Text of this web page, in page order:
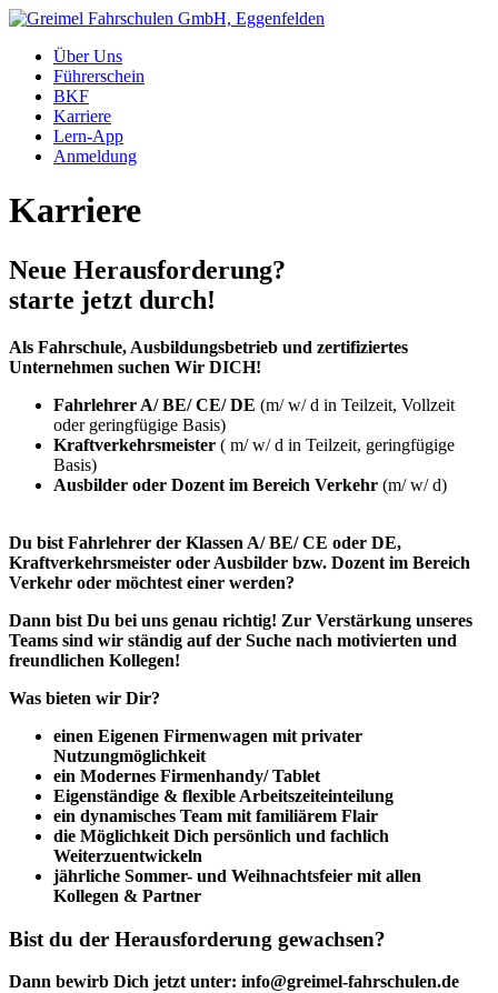
Über Uns
Führerschein
BKF
Karriere
Lern-App
Anmeldung
Karriere
Neue Herausforderung?
starte jetzt durch!
Als Fahrschule, Ausbildungsbetrieb und zertifiziertes
Unternehmen suchen Wir DICH!
Fahrlehrer A/ BE/ CE/ DE (m/ w/ d in Teilzeit, Vollzeit
oder geringfügige Basis)
Kraftverkehrsmeister ( m/ w/ d in Teilzeit, geringfügige
Basis)
Ausbilder oder Dozent im Bereich Verkehr (m/ w/ d)
Du bist Fahrlehrer der Klassen A/ BE/ CE oder DE,
Kraftverkehrsmeister oder Ausbilder bzw. Dozent im Bereich
Verkehr oder möchtest einer werden?
Dann bist Du bei uns genau richtig! Zur Verstärkung unseres
Teams sind wir ständig auf der Suche nach motivierten und
freundlichen Kollegen!
Was bieten wir Dir?
einen Eigenen Firmenwagen mit privater
Nutzungmöglichkeit
ein Modernes Firmenhandy/ Tablet
Eigenständige & flexible Arbeitszeiteinteilung
ein dynamisches Team mit familiärem Flair
die Möglichkeit Dich persönlich und fachlich
Weiterzuentwickeln
jährliche Sommer- und Weihnachtsfeier mit allen
Kollegen & Partner
Bist du der Herausforderung gewachsen?
Dann bewirb Dich jetzt unter: info@greimel-fahrschulen.de